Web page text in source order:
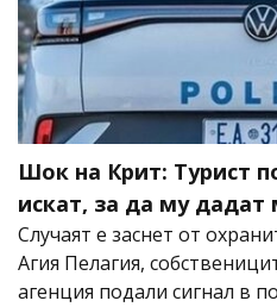
Шок на Крит: Турист
искат, за да му
Случаят е заснет от
Агия Пелагия,
агенция подали сигнал в